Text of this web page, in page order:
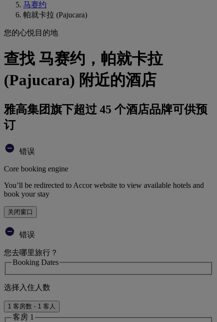
马赛约
帕就卡拉 (Pajucara)
您的心悦目的地
查找 马赛约，帕就卡拉
(Pajucara) 附近的酒店
雅高集团旗下超过 45 个酒店品牌可供预
订
错误
Core booking engine
You’ll be redirected to Accor website to view available hotels and
book your stay
关闭窗口
错误
您去哪里旅行？
Booking Dates
选择入住人数
1 客房数 - 1 客人
客房 1